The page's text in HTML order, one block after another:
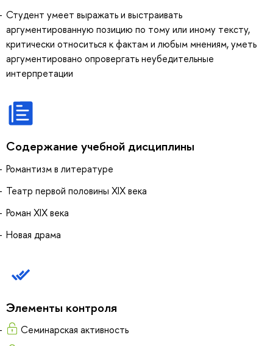
Студент умеет выражать и выстраивать
аргументированную позицию по тому или иному тексту,
критически относиться к фактам и любым мнениям, уметь
аргументировано опровергать неубедительные
интерпретации
Содержание учебной дисциплины
Романтизм в литературе
Театр первой половины XIX века
Роман XIX века
Новая драма
Элементы контроля
Семинарская активность